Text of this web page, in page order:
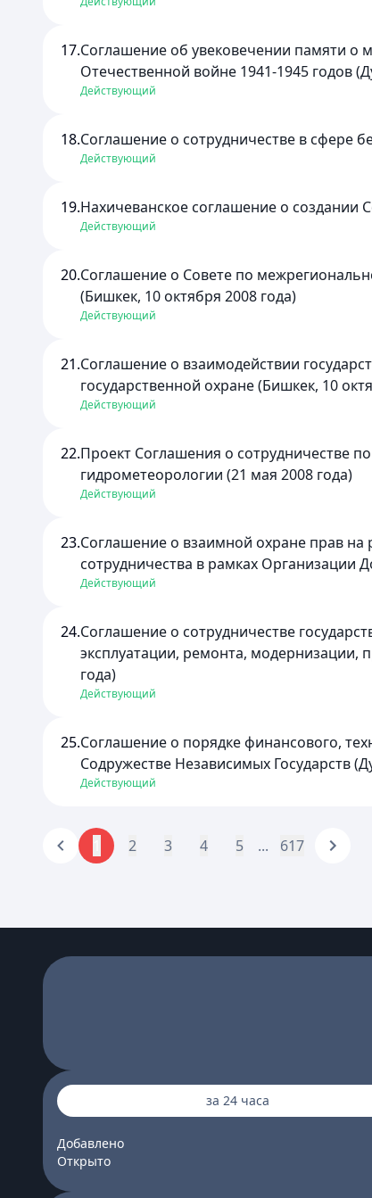
17.Соглашение об увековечении памяти о
Отечественной войне 1941-1945 годов
Действующий
18.Соглашение о сотрудничестве в сфере
Действующий
19.Нахичеванское соглашение о создании
Действующий
20.Соглашение о Совете по
(Бишкек, 10 октября 2008 года)
Действующий
21.Соглашение о взаимодействии
государственной охране (Бишкек, 10
Действующий
22.Проект Соглашения о сотрудничестве
гидрометеорологии (21 мая 2008 года)
Действующий
23.Соглашение о взаимной охране прав на
сотрудничества в рамках Организации
Действующий
24.Соглашение о сотрудничестве
эксплуатации, ремонта, модернизации,
года)
Действующий
25.Соглашение о порядке финансового,
Содружестве Независимых Государств
Действующий
2 3 4 5 ... 617
за 24 часа
Добавлено
Открыто